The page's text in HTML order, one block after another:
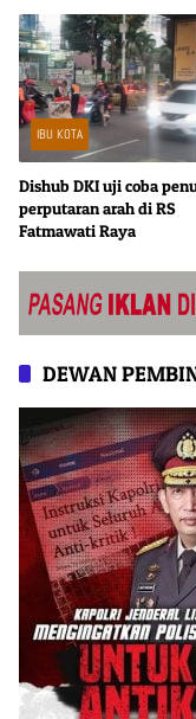
IBU KOTA
Dishub DKI uji coba
perputaran arah di RS
Fatmawati Raya
DEWAN